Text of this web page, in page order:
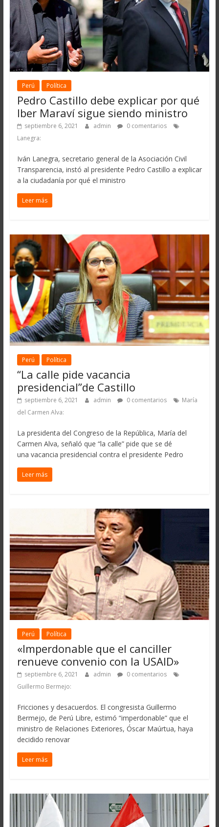
Perú Política
Pedro Castillo debe explicar por qué
Iber Maraví sigue siendo ministro
septiembre 6, 2021 admin
0 comentarios
Lanegra:
Iván Lanegra, secretario general de la Asociación Civil
Transparencia, instó al presidente Pedro Castillo a explicar
a la ciudadanía por qué el ministro
Leer más
Perú Política
“La calle pide vacancia
presidencial”de Castillo
septiembre 6, 2021 admin 0 comentarios
María
del Carmen Alva:
La presidenta del Congreso de la República, María del
Carmen Alva, señaló que “la calle” pide que se dé
una vacancia presidencial contra el presidente Pedro
Leer más
Perú Política
«Imperdonable que el canciller
renueve convenio con la USAID»
septiembre 6, 2021 admin
0 comentarios
Guillermo Bermejo:
Fricciones y desacuerdos. El congresista Guillermo
Bermejo, de Perú Libre, estimó “imperdonable” que el
ministro de Relaciones Exteriores, Óscar Maúrtua, haya
decidido renovar
Leer más